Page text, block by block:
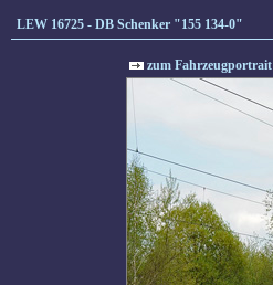
LEW 16725 - DB Schenker "155 134-0"
zum Fahrzeugportrait